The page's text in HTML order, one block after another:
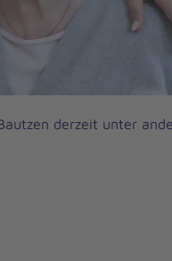
derzeit unter